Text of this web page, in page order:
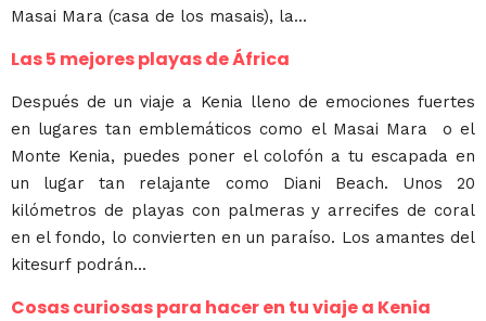
Masai Mara (casa de los masais), la...
Las 5 mejores playas de África
Después de un viaje a Kenia lleno de emociones fuertes
en lugares tan emblemáticos como el Masai Mara o el
Monte Kenia, puedes poner el colofón a tu escapada en
un lugar tan relajante como Diani Beach. Unos 20
kilómetros de playas con palmeras y arrecifes de coral
en el fondo, lo convierten en un paraíso. Los amantes del
kitesurf podrán...
Cosas curiosas para hacer en tu viaje a Kenia